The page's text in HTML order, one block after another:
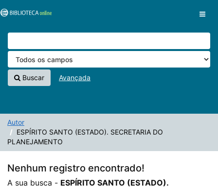
PLANEJAMENTO
VuFind
Buscar Avançada
Autor
ESPÍRITO SANTO (ESTADO). SECRETARIA DO
PLANEJAMENTO
Nenhum registro encontrado!
A sua busca - ESPÍRITO SANTO (ESTADO).